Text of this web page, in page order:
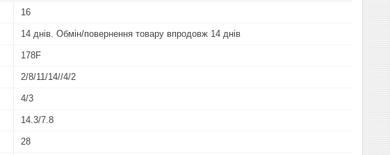
16
14 днів. Обмін/повернення товару впродовж 14 днів
178F
2/8/11/14//4/2
4/3
14.3/7.8
28